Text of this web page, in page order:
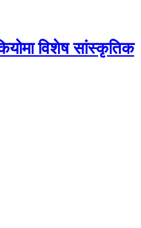
विशेष सांस्कृतिक